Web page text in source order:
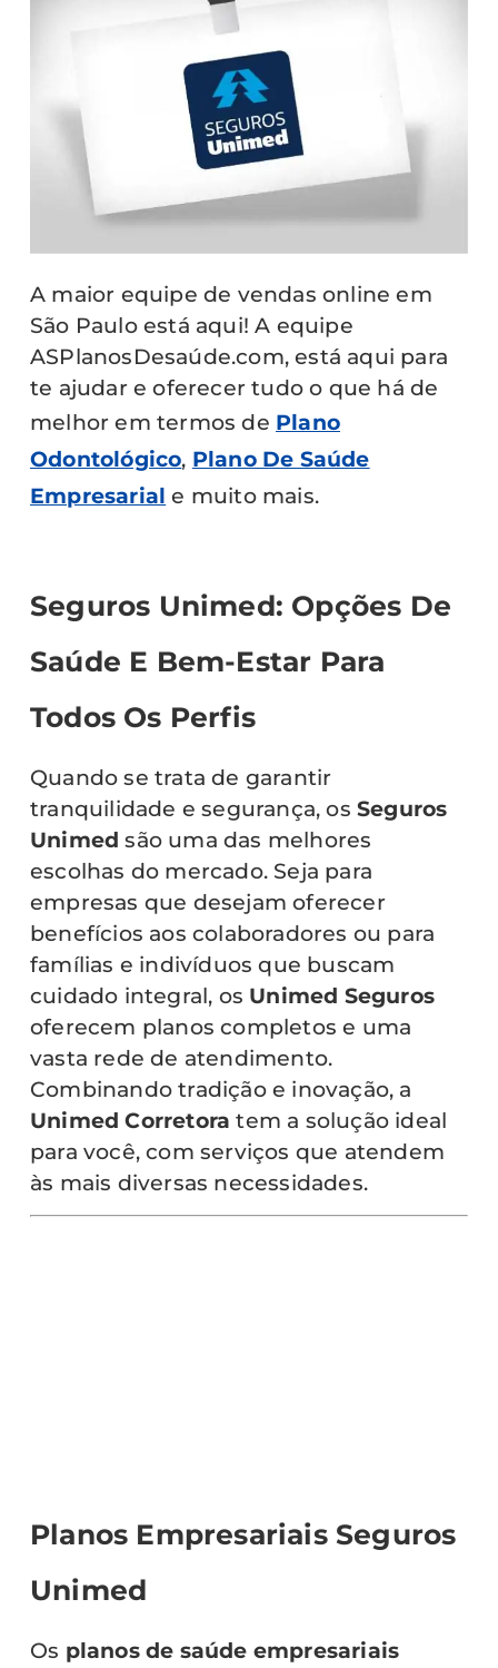
A maior equipe de vendas online em
São Paulo está aqui! A equipe
ASPlanosDesaúde.com, está aqui para
te ajudar e oferecer tudo o que há de
melhor em termos de Plano
Odontológico, Plano De Saúde
Empresarial e muito mais.
Seguros Unimed: Opções De
Saúde E Bem-Estar Para
Todos Os Perfis
Quando se trata de garantir
tranquilidade e segurança, os Seguros
Unimed são uma das melhores
escolhas do mercado. Seja para
empresas que desejam oferecer
benefícios aos colaboradores ou para
famílias e indivíduos que buscam
cuidado integral, os Unimed Seguros
oferecem planos completos e uma
vasta rede de atendimento.
Combinando tradição e inovação, a
Unimed Corretora tem a solução ideal
para você, com serviços que atendem
às mais diversas necessidades.
Planos Empresariais Seguros
Unimed
Os planos de saúde empresariais